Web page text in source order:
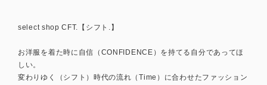
select shop CFT.【シフト.】
お洋服を着た時に自信（CONFIDENCE）を持てる自分であってほ
しい。
変わりゆく（シフト）時代の流れ（Time）に合わせたファッション